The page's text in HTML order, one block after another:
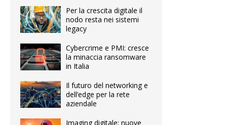
Per la crescita digitale il
nodo resta nei sistemi
legacy
Cybercrime e PMI: cresce
la minaccia ransomware
in Italia
Il futuro del networking e
dell’edge per la rete
aziendale
Imaging digitale: nuove